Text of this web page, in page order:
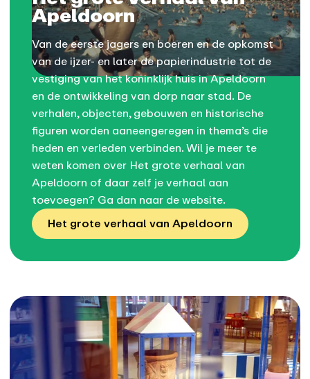
Apeldoorn
Van de eerste jagers en boeren en de opkomst
van de ijzer- en later de papierindustrie tot de
vestiging van het koninklijk huis in Apeldoorn
en de ontwikkeling van dorp naar stad. De
verhalen, objecten, gebouwen en historische
figuren worden aaneengeregen in thema’s die
heden en verleden verbinden. Wil je meer te
weten komen over Het grote verhaal van
Apeldoorn of daar zelf je verhaal aan
toevoegen? Ga dan naar de website.
Het grote verhaal van Apeldoorn